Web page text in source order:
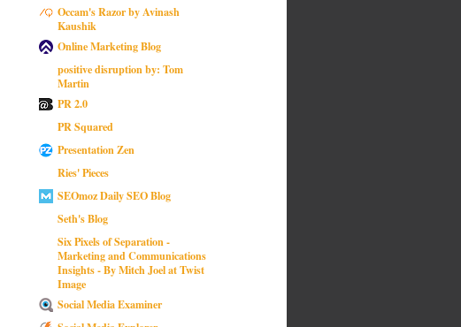
Occam's Razor by Avinash
Kaushik
Online Marketing Blog
positive disruption by: Tom
Martin
PR 2.0
PR Squared
Presentation Zen
Ries' Pieces
SEOmoz Daily SEO Blog
Seth's Blog
Six Pixels of Separation -
Marketing and Communications
Insights - By Mitch Joel at Twist
Image
Social Media Examiner